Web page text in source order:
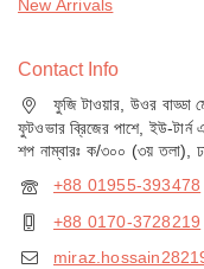
New Arrivals
Contact Info
ফুজি টাওয়ার, উওর বাড্ডা
ফুটওভার ব্রিজের পাশে, ইউ-টার্ন
শপ নাম্বারঃ ক/৩০০ (৩য় তলা),
+88 01955-393478
+88 0170-3728219